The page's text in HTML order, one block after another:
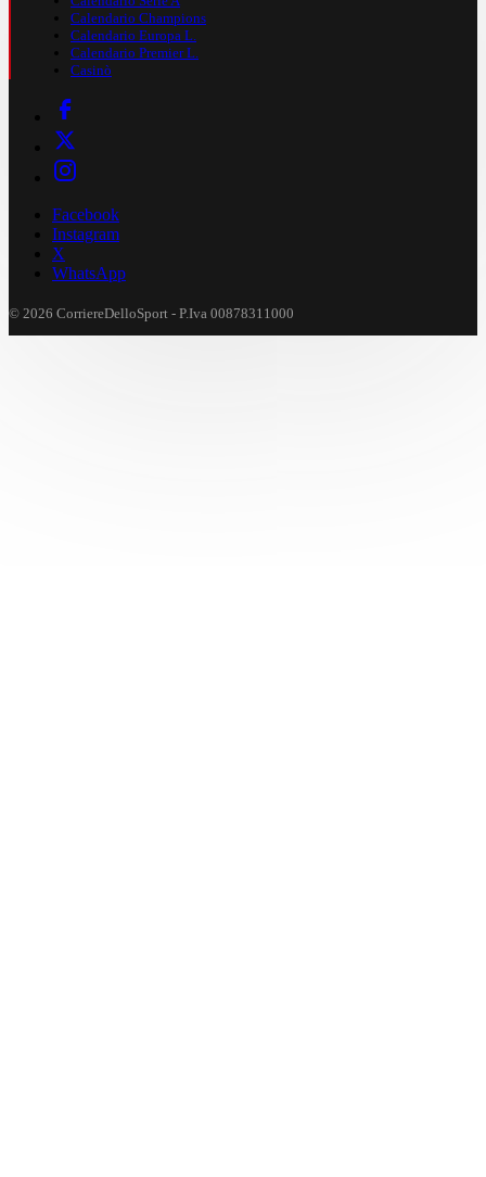
Calendario Champions
Calendario Europa L.
Calendario Premier L.
Casinò
Facebook
Instagram
X
WhatsApp
© 2026 CorriereDelloSport - P.Iva 00878311000